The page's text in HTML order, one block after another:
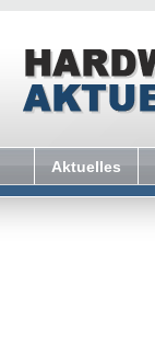
Aktuelles